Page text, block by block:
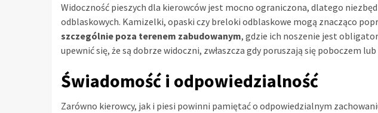
Widoczność pieszych dla kierowców jest mocno ograniczona, dlatego
odblaskowych. Kamizelki, opaski czy breloki odblaskowe mogą znacząco
szczególnie poza terenem zabudowanym, gdzie ich noszenie jest
upewnić się, że są dobrze widoczni, zwłaszcza gdy poruszają się poboczem
Świadomość i odpowiedzialność
Zarówno kierowcy, jak i piesi powinni pamiętać o odpowiedzialnym